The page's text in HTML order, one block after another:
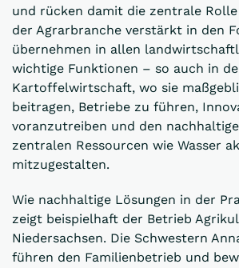
und rücken damit die zentrale
der Agrarbranche verstärkt in den
übernehmen in allen
wichtige Funktionen – so auch in
Kartoffelwirtschaft, wo sie
beitragen, Betriebe zu führen,
voranzutreiben und den
zentralen Ressourcen wie Wasser
mitzugestalten.
Wie nachhaltige Lösungen in der
zeigt beispielhaft der Betrieb
Niedersachsen. Die Schwestern
führen den Familienbetrieb und